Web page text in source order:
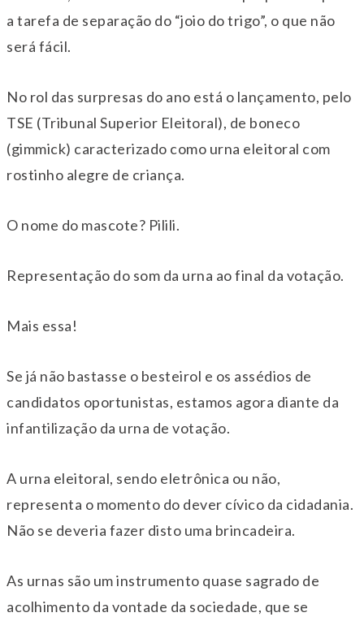
a tarefa de separação do “joio do trigo”, o que não
será fácil.
No rol das surpresas do ano está o lançamento, pelo
TSE (Tribunal Superior Eleitoral), de boneco
(gimmick) caracterizado como urna eleitoral com
rostinho alegre de criança.
O nome do mascote? Pilili.
Representação do som da urna ao final da votação.
Mais essa!
Se já não bastasse o besteirol e os assédios de
candidatos oportunistas, estamos agora diante da
infantilização da urna de votação.
A urna eleitoral, sendo eletrônica ou não,
representa o momento do dever cívico da cidadania.
Não se deveria fazer disto uma brincadeira.
As urnas são um instrumento quase sagrado de
acolhimento da vontade da sociedade, que se